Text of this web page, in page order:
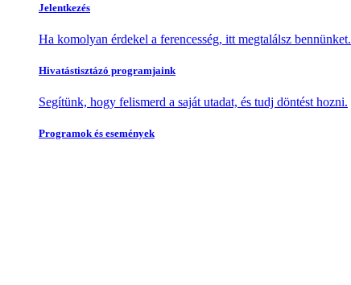
Jelentkezés
Ha komolyan érdekel a ferencesség, itt megtalálsz bennünket.
Hivatástisztázó programjaink
Segítünk, hogy felismerd a saját utadat, és tudj döntést hozni.
Programok és események